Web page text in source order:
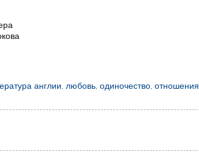
англии любовь, одиночество, отношения